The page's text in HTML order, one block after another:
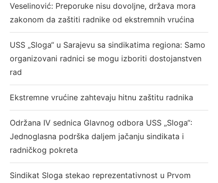
Veselinović: Preporuke nisu dovoljne, država mora
zakonom da zaštiti radnike od ekstremnih vrućina
USS „Sloga“ u Sarajevu sa sindikatima regiona: Samo
organizovani radnici se mogu izboriti dostojanstven
rad
Ekstremne vrućine zahtevaju hitnu zaštitu radnika
Održana IV sednica Glavnog odbora USS „Sloga“:
Jednoglasna podrška daljem jačanju sindikata i
radničkog pokreta
Sindikat Sloga stekao reprezentativnost u Prvom